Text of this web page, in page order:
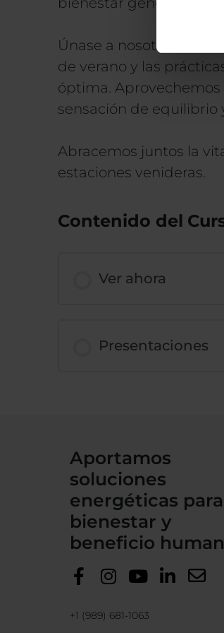
Únase a nosotros para
de verano y las
óptima.
sensación de
Abracemos juntos la
estaciones venideras.
Contenido del
Ver ahora
Presentaciones
Aportamos
soluciones
energéticas
bienestar y
beneficio
+1 (989) 681-1063